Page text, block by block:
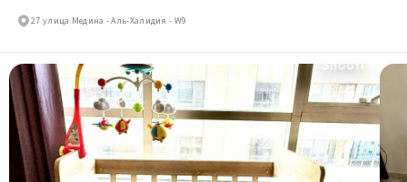
27 улица Медина - Аль-Халидия - W9